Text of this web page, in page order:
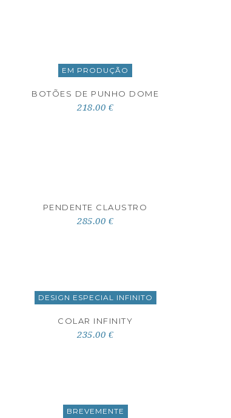
EM PRODUÇÃO
BOTÕES DE PUNHO DOME
218.00 €
PENDENTE CLAUSTRO
285.00 €
DESIGN ESPECIAL INFINITO
COLAR INFINITY
235.00 €
BREVEMENTE